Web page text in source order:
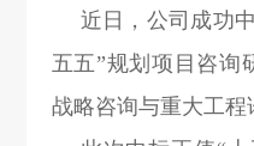
近日，公司成功
五五”规划项目咨询
战略咨询与重大工程